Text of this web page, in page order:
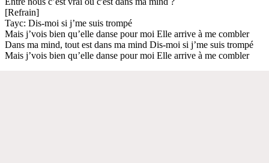
[Refrain]
Tayc: Dis-moi si j’me suis trompé
Mais j’vois bien qu’elle danse pour moi Elle arrive à me combler
Dans ma mind, tout est dans ma mind Dis-moi si j’me suis trompé
Mais j’vois bien qu’elle danse pour moi Elle arrive à me combler